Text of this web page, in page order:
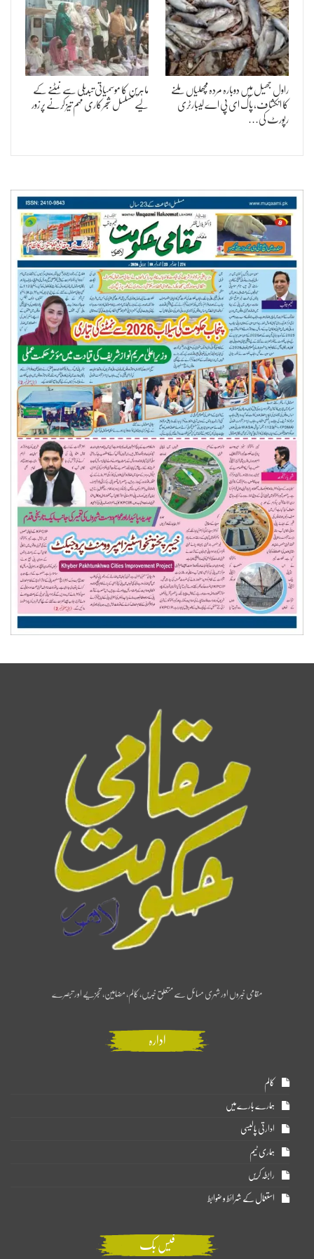
راول جھیل میں دوبارہ مردہ مچھلیاں ملنے
کا انکشاف، پاک ای پی اے لیبارٹری
رپورٹ کی…
ماہرین کا موسمیاتی تبدیلی سے نمٹنے کے
لیے مسلسل شجرکاری مہم تیز کرنے پر زور
مقامی خبروں اور شہری مسائل سے متعلق خبریں، کالم، مضامین، تجزیے اور تبصرے
ادارہ
کالم
ہمارے بارے میں
ادارتی پالیسی
ہماری ٹیم
رابطہ کریں
استعمال کے شرائط و ضوابط
فیس بک